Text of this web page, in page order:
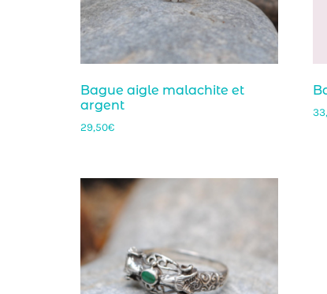
Bague aigle malachite et
argent
29,50€